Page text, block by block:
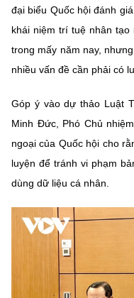
Sở hữu trí tuệ
Tiêu chuẩn, đo
Tin tổng hợp
Lấy ý kiến người
Khoa học và Công
Đổi mới sáng tạo
Chuyển đổi số
Bưu chính, Viễn
Sở hữu trí tuệ
Tiêu chuẩn, đo
Năng lượng nguyên
Multimedia
THƯ ĐIỆN TỬ
Khác
Videos
Infographic
Ảnh
Voice
Nhiệm vụ trọng tâm
Chọn ngôn ngữ
Vietnamese
đại biểu Quốc hội đánh
khái niệm trí tuệ nhân
trong mấy năm nay,
nhiều vấn đề cần phải có
Góp ý vào dự thảo Luật
Minh Đức, Phó Chủ
ngoại của Quốc hội cho
luyện để tránh vi phạm
dùng dữ liệu cá nhân.